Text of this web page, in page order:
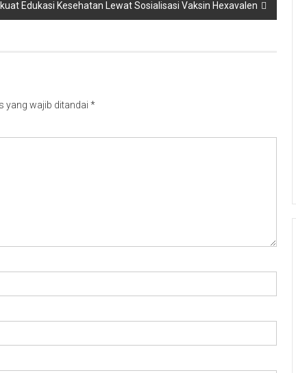
Edukasi Kesehatan Lewat Sosialisasi Vaksin Hexavalen
yang wajib ditandai *